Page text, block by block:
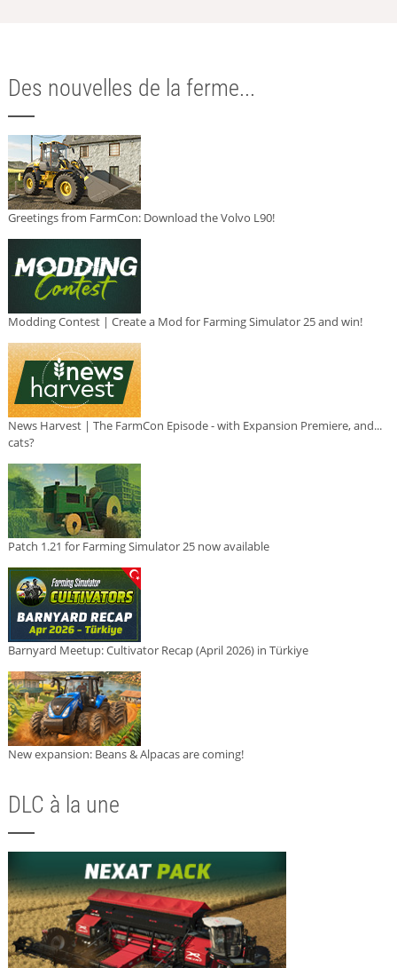
Des nouvelles de la ferme...
Greetings from FarmCon: Download the Volvo L90!
Modding Contest | Create a Mod for Farming Simulator 25 and win!
News Harvest | The FarmCon Episode - with Expansion Premiere, and...
cats?
Patch 1.21 for Farming Simulator 25 now available
Barnyard Meetup: Cultivator Recap (April 2026) in Türkiye
New expansion: Beans & Alpacas are coming!
DLC à la une